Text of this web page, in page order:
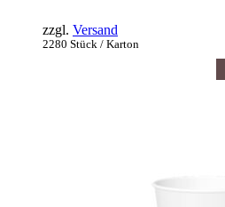
2280 Stück / Karton
zzgl. Versand